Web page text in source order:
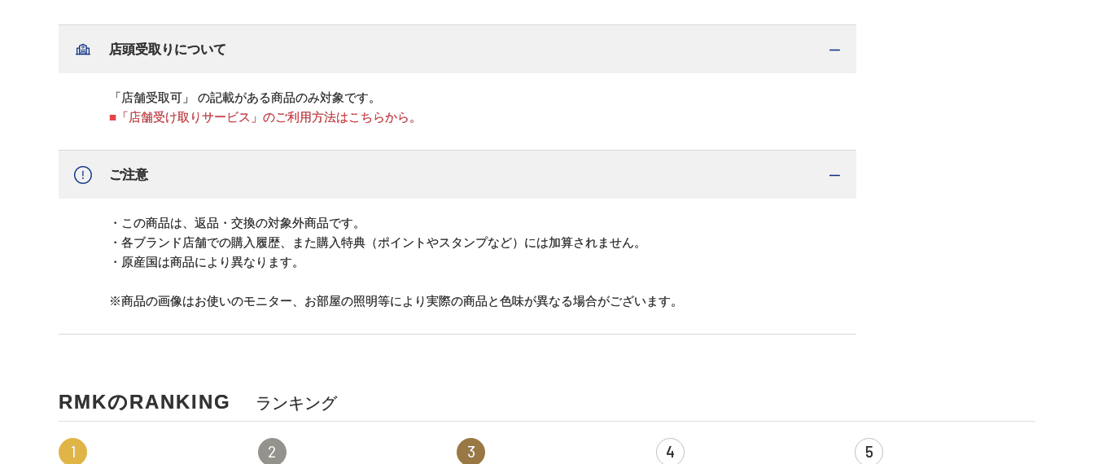
店頭受取りについて
「店舗受取可」 の記載がある商品のみ対象です。
■「店舗受け取りサービス」のご利用方法はこちらから。
ご注意
・この商品は、返品・交換の対象外商品です。
・各ブランド店舗での購入履歴、また購入特典（ポイントやスタンプなど）には加算されません。
・原産国は商品により異なります。
※商品の画像はお使いのモニター、お部屋の照明等により実際の商品と色味が異なる場合がございます。
RMKのRANKING ランキング
1 2 3 4 5